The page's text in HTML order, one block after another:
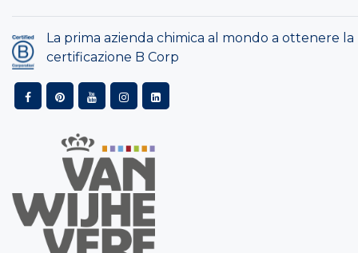
La prima azienda chimica al mondo a ottenere la
certificazione B Corp